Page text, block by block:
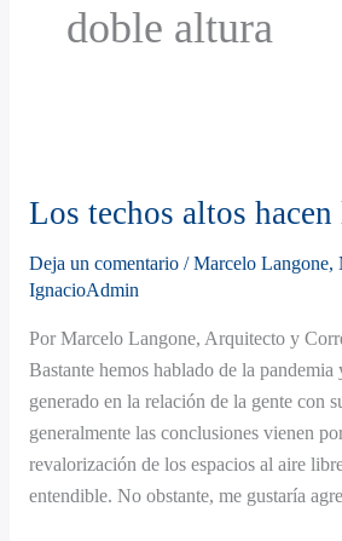
doble altura
Los techos altos
Deja un comentario /Marcelo Langone,
IgnacioAdmin
Por Marcelo Langone, Arquitecto y
Bastante hemos hablado de la pandemia
generado en la relación de la gente con
generalmente las conclusiones vienen
revalorización de los espacios al aire
entendible. No obstante, me gustaría
altos
la
diferencia